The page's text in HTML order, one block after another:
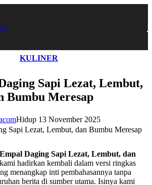
KULINER
Sapi Lezat, Lembut,
Bumbu Meresap
Hidup 13 November 2025
Daging Sapi Lezat, Lembut, dan
hadirkan kembali dalam versi ringkas
menangkap inti pembahasannya tanpa
berita di sumber utama. Isinya kami